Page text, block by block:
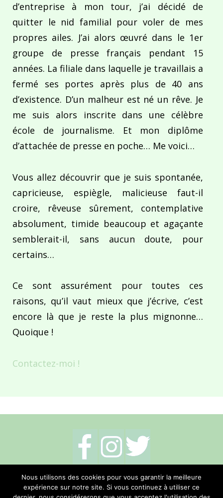
d’entreprise à mon tour, j’ai décidé de
quitter le nid familial pour voler de mes
propres ailes. J’ai alors œuvré dans le 1er
groupe de presse français pendant 15
années. La filiale dans laquelle je travaillais a
fermé ses portes après plus de 40 ans
d’existence. D’un malheur est né un rêve. Je
me suis alors inscrite dans une célèbre
école de journalisme. Et mon diplôme
d’attachée de presse en poche… Me voici…
Vous allez découvrir que je suis spontanée,
capricieuse, espiègle, malicieuse faut-il
croire, rêveuse sûrement, contemplative
absolument, timide beaucoup et agaçante
semblerait-il, sans aucun doute, pour
certains…
Ce sont assurément pour toutes ces
raisons, qu’il vaut mieux que j’écrive, c’est
encore là que je reste la plus mignonne…
Quoique !
Contactez-moi !
Mentions légales- Politique de cookies-
Me contacter
Nous utilisons des cookies pour vous garantir la meilleure
expérience sur notre site. Si vous continuez à utiliser ce